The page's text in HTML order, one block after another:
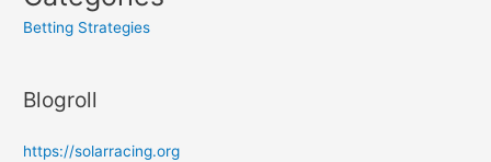
Betting Strategies
Blogroll
https://solarracing.org